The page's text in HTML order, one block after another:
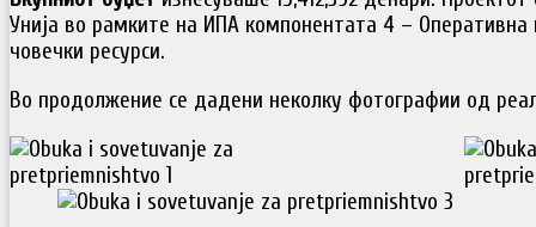
Унија во рамките на ИПА компонентата 4 – Оперативна
човечки ресурси.
Во продолжение се дадени неколку фотографии од